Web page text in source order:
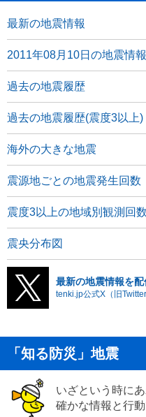
最新の地震情報
2011年08月10日の地震情報
過去の地震履歴
過去の地震履歴(震度3以上)
海外の大きな地震
震源地ごとの地震発生回数
震度3以上の地域別観測回数
震央分布図
最新の地震情報を配
tenki.jp公式X（旧
「知る防災」地震
いざという時に
確かな情報と行